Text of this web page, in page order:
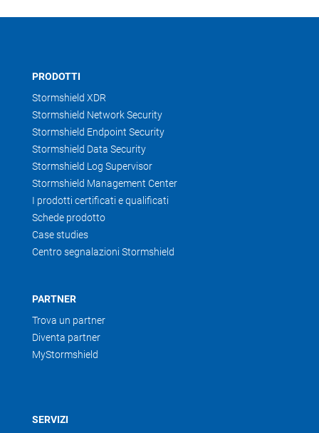
PRODOTTI
Stormshield XDR
Stormshield Network Security
Stormshield Endpoint Security
Stormshield Data Security
Stormshield Log Supervisor
Stormshield Management Center
I prodotti certificati e qualificati
Schede prodotto
Case studies
Centro segnalazioni Stormshield
PARTNER
Trova un partner
Diventa partner
MyStormshield
SERVIZI